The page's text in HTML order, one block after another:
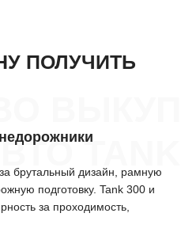
ВЫКУП
TANK
ПОЛУЧИТЬ
брутальный дизайн, рамную
подготовку. Tank 300 и
за проходимость,